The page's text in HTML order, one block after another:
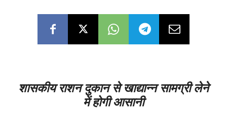
शासकीय राशन दुकान से खाद्यान्न सामग्री लेने
में होगी आसानी